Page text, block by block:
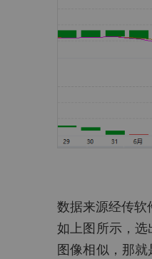
数据来源经传软
如上图所示，
图像相似，那